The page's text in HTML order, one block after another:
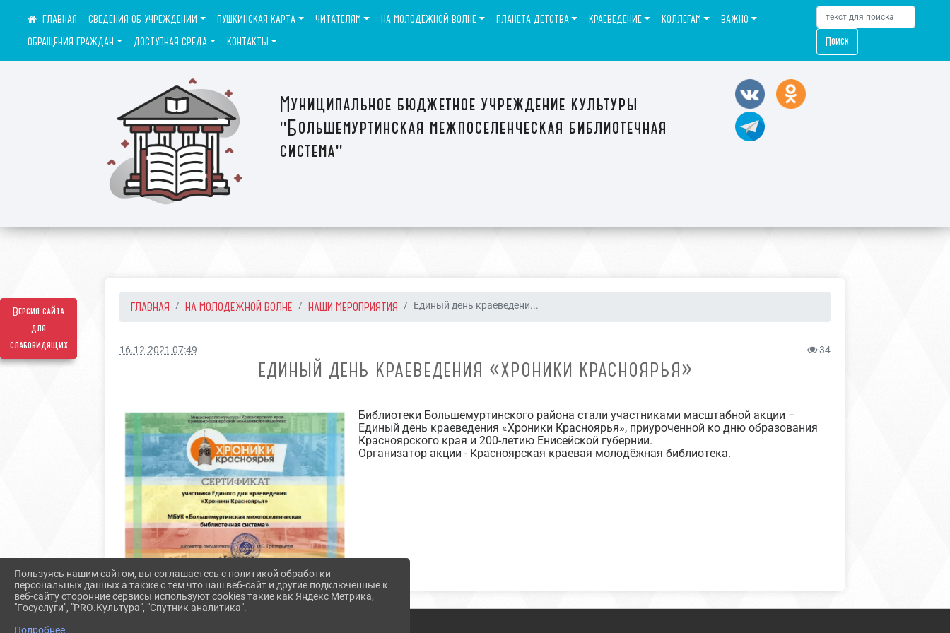
Версия сайта
для
слабовидящих
Муниципальное бюджетное учреждение культуры
"Большемуртинская межпоселенческая библиотечная
система"
СВЕДЕНИЯ ОБ УЧРЕЖДЕНИИ ПУШКИНСКАЯ КАРТА ЧИТАТЕЛЯМ НА МОЛОДЕЖНОЙ ВОЛНЕ ПЛАНЕТА ДЕТСТВА КРАЕВЕДЕНИЕ КОЛЛЕГАМ
ВАЖНО
ОБРАЩЕНИЯ ГРАЖДАН
ДОСТУПНАЯ СРЕДА КОНТАКТЫ Поиск
ГЛАВНАЯ НА МОЛОДЕЖНОЙ ВОЛНЕ НАШИ МЕРОПРИЯТИЯ Единый день краеведени...
16.12.2021 07:49 34
ЕДИНЫЙ ДЕНЬ КРАЕВЕДЕНИЯ «ХРОНИКИ КРАСНОЯРЬЯ»
Библиотеки Большемуртинского района стали участниками масштабной акции –
Единый день краеведения «Хроники Красноярья», приуроченной ко дню образования
Красноярского края и 200-летию Енисейской губернии.
Организатор акции - Красноярская краевая молодёжная библиотека.
Пользуясь нашим сайтом, вы соглашаетесь с политикой обработки
персональных данных а также с тем что наш веб-сайт и другие подключенные к
веб-сайту сторонние сервисы используют cookies такие как Яндекс Метрика,
"Госуслуги", "PRO.Культура", "Спутник аналитика".
Подробнее